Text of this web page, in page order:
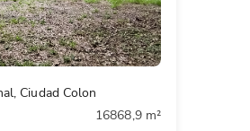
Ciudad Colon
16868,9 m²